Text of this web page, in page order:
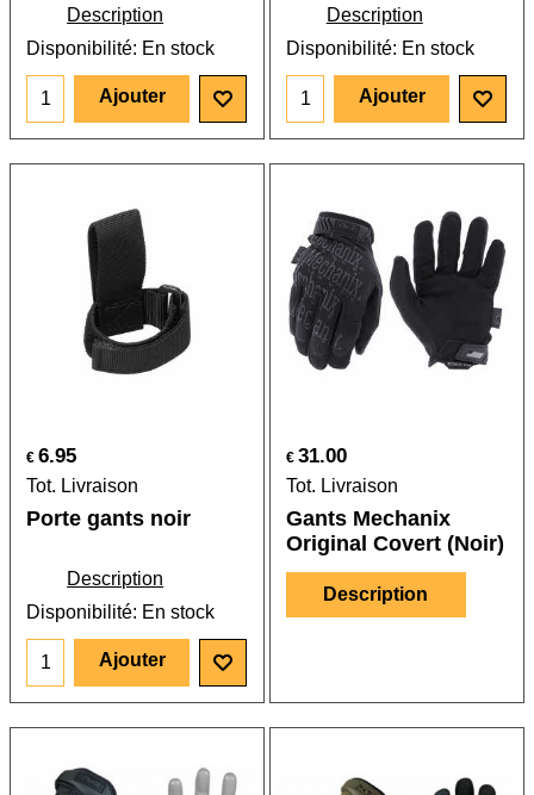
Description
Disponibilité: En stock
Ajouter
Description
Disponibilité: En stock
Ajouter
€ 6.95
Tot. Livraison
Porte gants noir
Description
Disponibilité: En stock
Ajouter
€ 31.00
Tot. Livraison
Gants Mechanix
Original Covert (Noir)
Description